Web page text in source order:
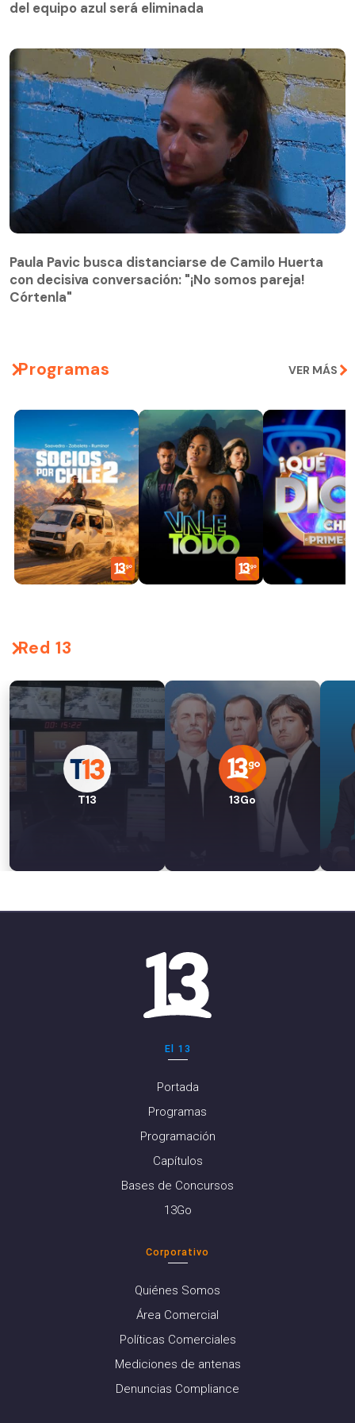
del equipo azul será eliminada
con decisiva conversación: "¡No somos pareja!
Córtenla"
Paula Pavic busca distanciarse de Camilo Huerta
con decisiva conversación: "¡No somos pareja!
Córtenla"
Programas VER MÁS
Red 13
T13 13Go
El 13
Portada
Programas
Programación
Capítulos
Bases de Concursos
13Go
Corporativo
Quiénes Somos
Área Comercial
Políticas Comerciales
Mediciones de antenas
Denuncias Compliance